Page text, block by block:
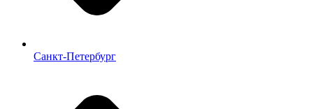
Санкт-Петербург